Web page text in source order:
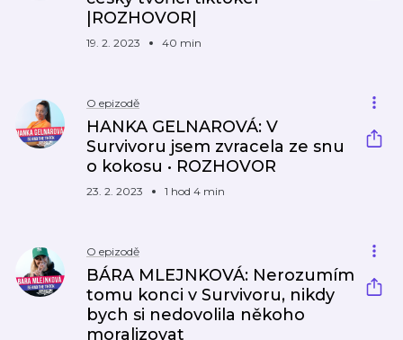
|ROZHOVOR|
19. 2. 2023 40 min
O epizodě
HANKA GELNAROVÁ: V
Survivoru jsem zvracela ze snu
o kokosu • ROZHOVOR
23. 2. 2023 1 hod 4 min
O epizodě
BÁRA MLEJNKOVÁ: Nerozumím
tomu konci v Survivoru, nikdy
bych si nedovolila někoho
moralizovat